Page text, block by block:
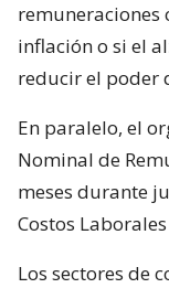
remuneraciones
inflación o si el
reducir el poder
En paralelo, el
Nominal de
meses durante
Costos
Los sectores de